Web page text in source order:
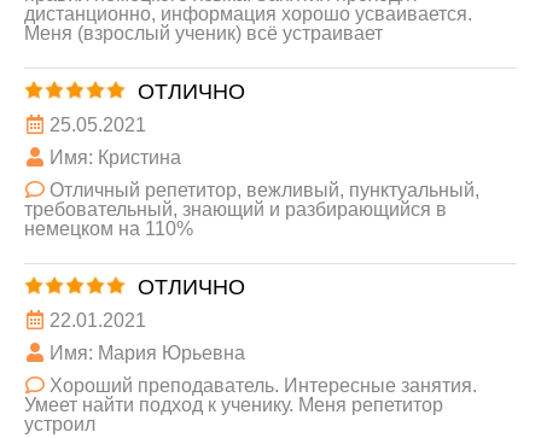
дистанционно, информация хорошо усваивается.
Меня (взрослый ученик) всё устраивает
ОТЛИЧНО
25.05.2021
Имя: Кристина
Отличный репетитор, вежливый, пунктуальный,
требовательный, знающий и разбирающийся в
немецком на 110%
ОТЛИЧНО
22.01.2021
Имя: Мария Юрьевна
Хороший преподаватель. Интересные занятия.
Умеет найти подход к ученику. Меня репетитор
устроил